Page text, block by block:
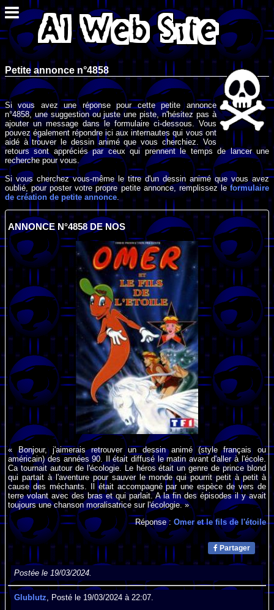
Petite annonce n°4858
Si vous avez une réponse pour cette petite annonce
n°4858, une suggestion ou juste une piste, n'hésitez pas à
ajouter un message dans le formulaire ci-dessous. Vous
pouvez également répondre ici aux internautes qui vous ont
aidé à trouver le dessin animé que vous cherchiez. Vos
retours sont appréciés par ceux qui prennent le temps de lancer une
recherche pour vous.
Si vous cherchez vous-même le titre d'un dessin animé que vous avez
oublié, pour poster votre propre petite annonce, remplissez leformulaire
de création de petite annonce .
ANNONCE N°4858 DE NOS
« Bonjour, j'aimerais retrouver un dessin animé (style français ou
américain) des années 90. Il était diffusé le matin avant d'aller à l'école.
Ca tournait autour de l'écologie. Le héros était un genre de prince blond
qui partait à l'aventure pour sauver le monde qui pourrit petit à petit à
cause des méchants. Il était accompagné par une espèce de vers de
terre volant avec des bras et qui parlait. A la fin des épisodes il y avait
toujours une chanson moralisatrice sur l'écologie. »
Réponse : Omer et le fils de l'étoile
Partager
Postée le 19/03/2024.
Glublutz, Posté le 19/03/2024 à 22:07.